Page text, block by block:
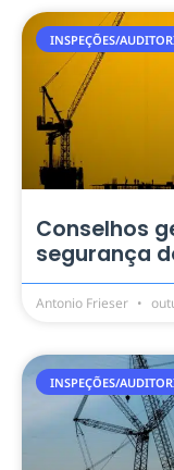
INSPEÇÕES/
Conselhos
segurança
Antonio Frieser
INSPEÇÕES/